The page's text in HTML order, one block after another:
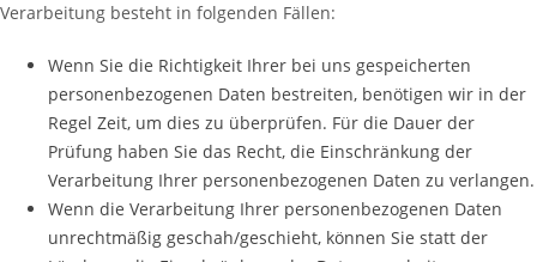
Verarbeitung besteht in folgenden Fällen:
Wenn Sie die Richtigkeit Ihrer bei uns gespeicherten
personenbezogenen Daten bestreiten, benötigen wir in der
Regel Zeit, um dies zu überprüfen. Für die Dauer der
Prüfung haben Sie das Recht, die Einschränkung der
Verarbeitung Ihrer personenbezogenen Daten zu verlangen.
Wenn die Verarbeitung Ihrer personenbezogenen Daten
unrechtmäßig geschah/geschieht, können Sie statt der